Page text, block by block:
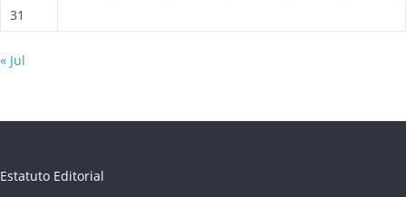
31
« Jul
Estatuto Editorial